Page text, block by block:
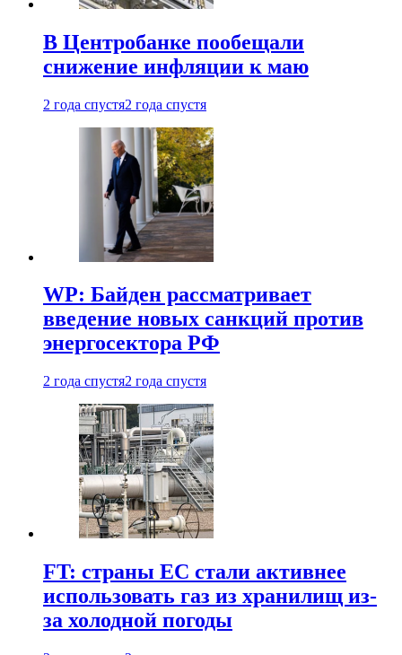
В Центробанке пообещали
снижение инфляции к маю
2 года спустя2 года спустя
WP: Байден рассматривает
введение новых санкций против
энергосектора РФ
2 года спустя2 года спустя
FT: страны ЕС стали активнее
использовать газ из хранилищ из-
за холодной погоды